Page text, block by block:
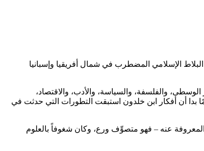
الإسلامي المضطرب في شمال أفريقيا وإسبانيا
والفلسفة، والسياسة، والأدب، والاقتصاد،
بدا أن أفكار ابن خلدون استبقت التطورات التي حدثت في
عنه – فهو متصوِّف ورع، وكان شغوفاً بالعلوم